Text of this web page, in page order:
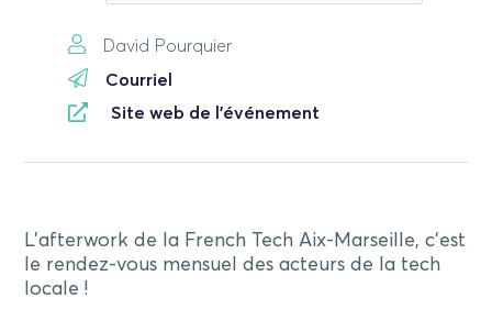
David Pourquier
Courriel
Site web de l'événement
L’afterwork de la French Tech Aix-Marseille, c’est
le rendez-vous mensuel des acteurs de la tech
locale !